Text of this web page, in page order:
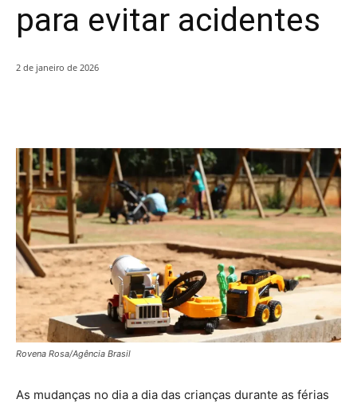
para evitar acidentes
2 de janeiro de 2026
Rovena Rosa/Agência Brasil
As mudanças no dia a dia das crianças durante as férias